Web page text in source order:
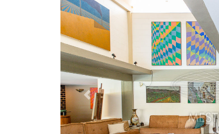
Previous